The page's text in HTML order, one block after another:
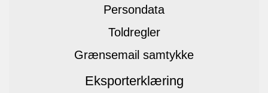
Persondata
Toldregler
Grænsemail samtykke
Eksporterklæring